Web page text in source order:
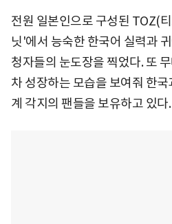
전원 일본인으로 구성된 TOZ(
닛'에서 능숙한 한국어 실력과
청자들의 눈도장을 찍었다. 또
차 성장하는 모습을 보여줘 한국
계 각지의 팬들을 보유하고 있다.